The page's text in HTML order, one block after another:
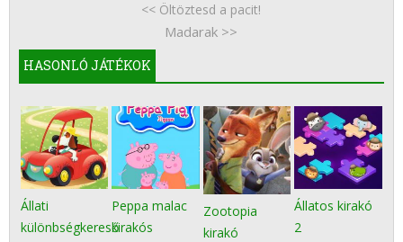
<< Öltöztesd a pacit!
Madarak >>
HASONLÓ JÁTÉKOK
Állati
különbségkereső
Peppa malac
kirakós
Zootopia
kirakó
Állatos kirakó
2